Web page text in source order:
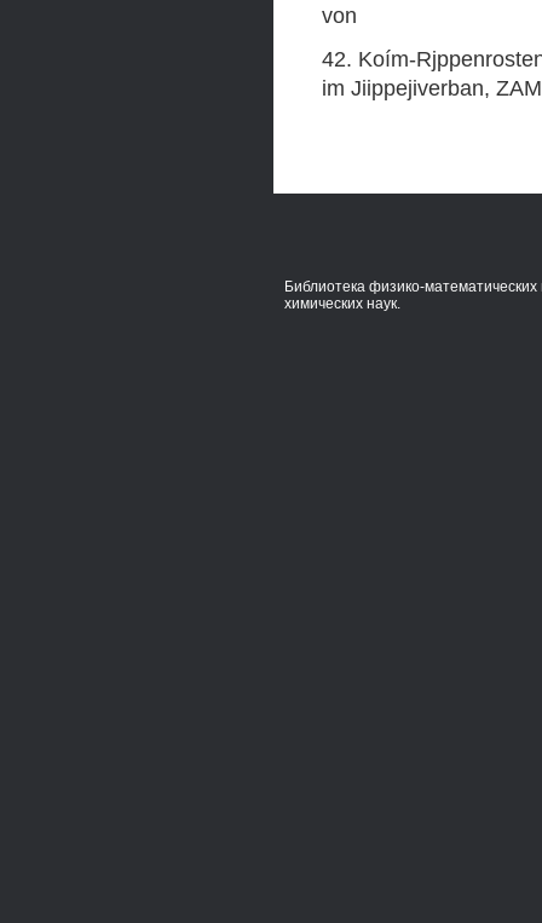
von
42. Koím-
im Jiippejiverban,
Библиотека физико-математических
химических наук.